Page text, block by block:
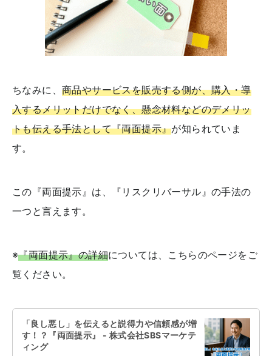
ちなみに、 商品やサービスを販売する側が、購入・導
入するメリットだけでなく、懸念材料などのデメリッ
トも伝える手法として『両面提示』が知られていま
す。
この『両面提示』は、『リスクリバーサル』の手法の
一つと言えます。
※『両面提示』の詳細については、こちらのページをご
覧ください。
「良し悪し」を伝えると説得力や信頼感が増
す！？『両面提示』 - 株式会社SBSマーケテ
ィング